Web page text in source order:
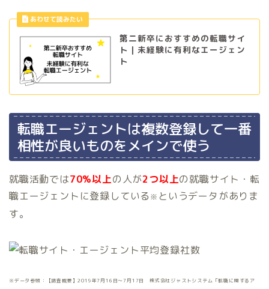
第二新卒におすすめの転職サイ
ト｜未経験に有利なエージェン
ト
転職エージェントは複数登録して一番
相性が良いものをメインで使う
就職活動では70%以上の人が2つ以上の就職サイト・転
職エージェントに登録している ※ というデータがありま
す。
※データ参照：【調査概要】2019年7月16日～7月17日 株式会社ジャストシステム「転職に関するア